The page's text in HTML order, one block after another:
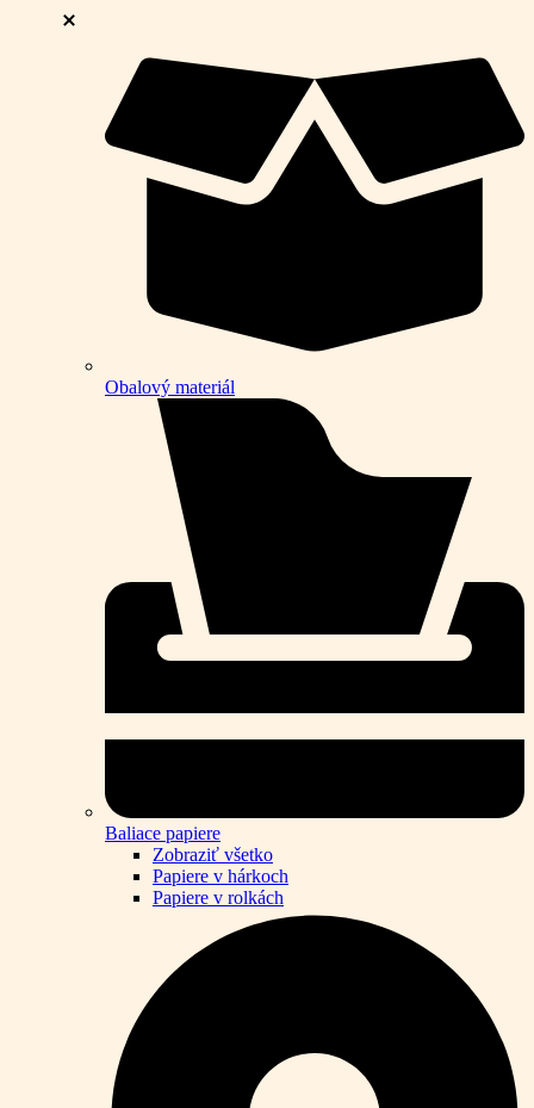
Obalový materiál
Baliace papiere
Zobraziť všetko
Papiere v hárkoch
Papiere v rolkách